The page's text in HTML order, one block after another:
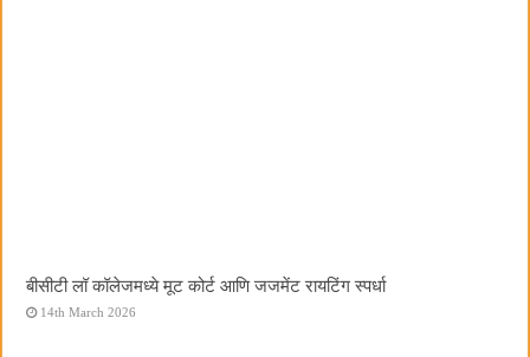
बीसीटी लॉ कॉलेजमध्ये मूट कोर्ट आणि जजमेंट रायटिंग स्पर्धा
14th March 2026